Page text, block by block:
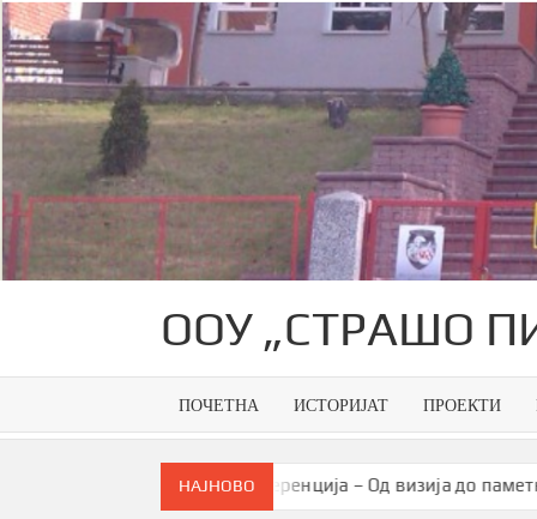
Skip
to
content
ООУ „СТРАШО
ПОЧЕТНА ИСТОРИЈАТ ПРОЕКТИ
НАЈНОВО
Конференција – Од визија до паметна заедница